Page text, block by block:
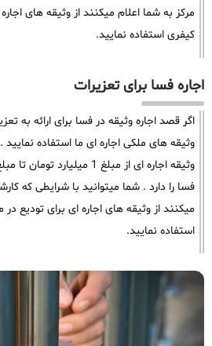
مرکز به شما اعلام میکنند از وثیقه های
کیفری استفاده نمایید.
اجاره فسا برای تعزیرات
اگر قصد اجاره وثیقه در فسا برای ارائه به
وثیقه های ملکی اجاره ای ما استفاده نمایید
فسا را دارد . شما میتوانید با شرایطی که
میکنند از وثیقه های اجاره ای برای تودیع
استفاده نمایید.